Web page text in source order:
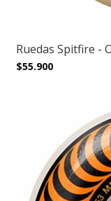
Ruedas Spitfire -
$55.900